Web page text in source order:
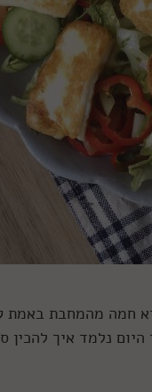
חמה מהמחבת באמת
נלמד איך להכין